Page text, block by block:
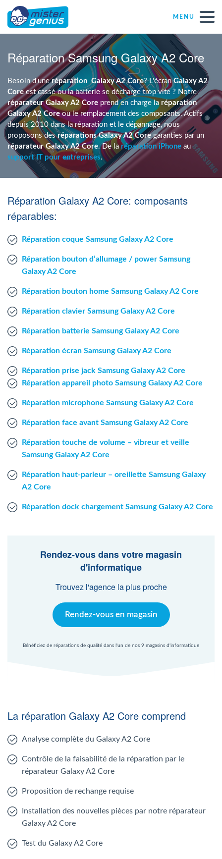
MENU
Réparations – Dépannages
Magasins informatiques toutes marques
Particulier
Indépendant
PME
ASBL
Agent Mac
Réparation Samsung Galaxy A2 Core
Besoin d'uneréparation Galaxy A2 Core? L'écranGalaxy A2
Coreest cassé ou la batterie se décharge trop vite ? Notre
réparateur Galaxy A2 Core prend en charge la réparation
Galaxy A2 Coreou le remplacement des composants. Actifs
depuis 2010 dans la réparation et le dépannage, nous
proposons desréparations Galaxy A2 Core garanties par un
réparateur Galaxy A2 Core. De laréparation iPhone au
support IT pour entreprises.
Réparation Galaxy A2 Core: composants
réparables:
Réparation coque Samsung Galaxy A2 Core
Réparation bouton d’allumage / power Samsung
Galaxy A2 Core
Réparation bouton home Samsung Galaxy A2 Core
Réparation clavier Samsung Galaxy A2 Core
Réparation batterie Samsung Galaxy A2 Core
Réparation écran Samsung Galaxy A2 Core
Réparation prise jack Samsung Galaxy A2 Core
Réparation appareil photo Samsung Galaxy A2 Core
Réparation microphone Samsung Galaxy A2 Core
Réparation face avant Samsung Galaxy A2 Core
Réparation touche de volume – vibreur et veille
Samsung Galaxy A2 Core
Réparation haut-parleur – oreillette Samsung Galaxy
A2 Core
Réparation dock chargement Samsung Galaxy A2 Core
Rendez-vous dans votre magasin
d'informatique
Trouvez l'agence la plus proche
Rendez-vous en magasin
Bénéficiez de réparations de qualité dans l'un de nos 9 magasins d'informatique
La réparation Galaxy A2 Core comprend
Analyse complète du Galaxy A2 Core
Contrôle de la faisabilité de la réparation par le
réparateur Galaxy A2 Core
Proposition de rechange requise
Installation des nouvelles pièces par notre réparateur
Galaxy A2 Core
Test du Galaxy A2 Core